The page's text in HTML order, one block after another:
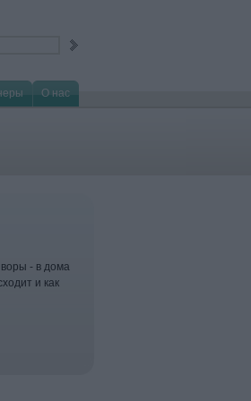
О нас
- в дома
и как